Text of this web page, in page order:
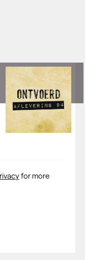
for more